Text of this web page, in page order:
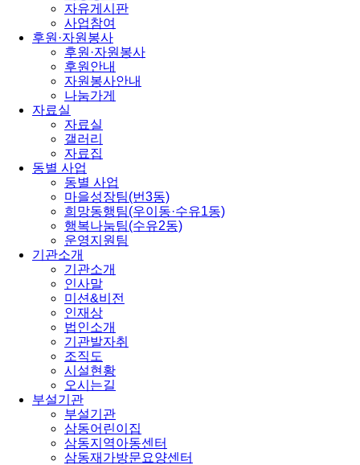
자유게시판
사업참여
후원·자원봉사
후원·자원봉사
후원안내
자원봉사안내
나눔가게
자료실
자료실
갤러리
자료집
동별 사업
동별 사업
마을성장팀(번3동)
희망동행팀(우이동·수유1동)
행복나눔팀(수유2동)
운영지원팀
기관소개
기관소개
인사말
미션&비전
인재상
법인소개
기관발자취
조직도
시설현황
오시는길
부설기관
부설기관
삼동어린이집
삼동지역아동센터
삼동재가방문요양센터